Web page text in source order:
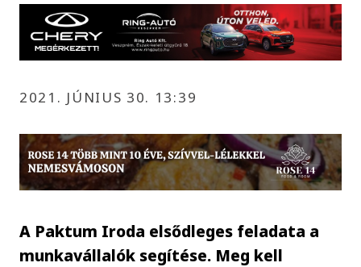
2021. JÚNIUS 30. 13:39
A Paktum Iroda elsődleges feladata a
munkavállalók segítése. Meg kell